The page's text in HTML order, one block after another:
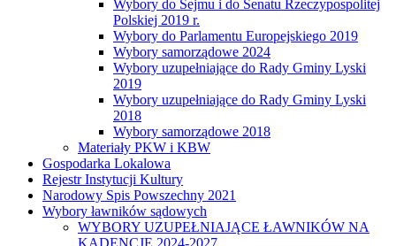
Wybory do Sejmu i do Senatu Rzeczypospolitej
Polskiej 2019 r.
Wybory do Parlamentu Europejskiego 2019
Wybory samorządowe 2024
Wybory uzupełniające do Rady Gminy Lyski
2019
Wybory uzupełniające do Rady Gminy Lyski
2018
Wybory samorządowe 2018
Materiały PKW i KBW
Gospodarka Lokalowa
Rejestr Instytucji Kultury
Narodowy Spis Powszechny 2021
Wybory ławników sądowych
WYBORY UZUPEŁNIAJĄCE ŁAWNIKÓW NA